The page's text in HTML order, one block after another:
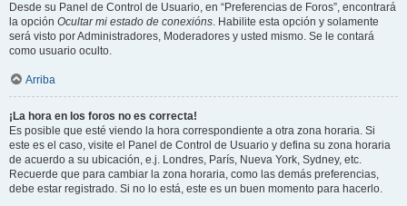
Desde su Panel de Control de Usuario, en “Preferencias de Foros”, encontrará
la opción Ocultar mi estado de conexións. Habilite esta opción y solamente
será visto por Administradores, Moderadores y usted mismo. Se le contará
como usuario oculto.
Arriba
¡La hora en los foros no es correcta!
Es posible que esté viendo la hora correspondiente a otra zona horaria. Si
este es el caso, visite el Panel de Control de Usuario y defina su zona horaria
de acuerdo a su ubicación, e.j. Londres, París, Nueva York, Sydney, etc.
Recuerde que para cambiar la zona horaria, como las demás preferencias,
debe estar registrado. Si no lo está, este es un buen momento para hacerlo.